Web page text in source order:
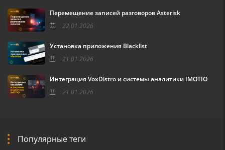
Перемещение записей разговоров Asterisk
22.01.2026
Установка приложения Blacklist
21.01.2026
Интеграция VoxDistro и системы аналитики IMOTIO
21.01.2026
Популярные теги